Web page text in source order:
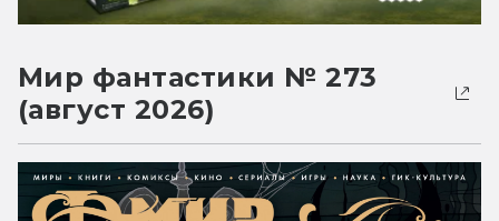
Мир фантастики № 273
(август 2026)